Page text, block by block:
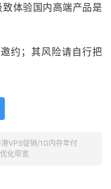
体验国内高端产品是
约；其风险请自行把
VPS促销/1G内存年付
化带宽